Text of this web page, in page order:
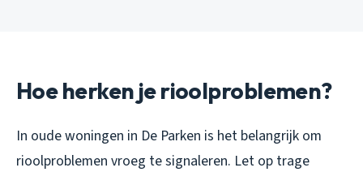
Hoe herken je rioolproblemen?
In oude woningen in De Parken is het belangrijk om
rioolproblemen vroeg te signaleren. Let op trage